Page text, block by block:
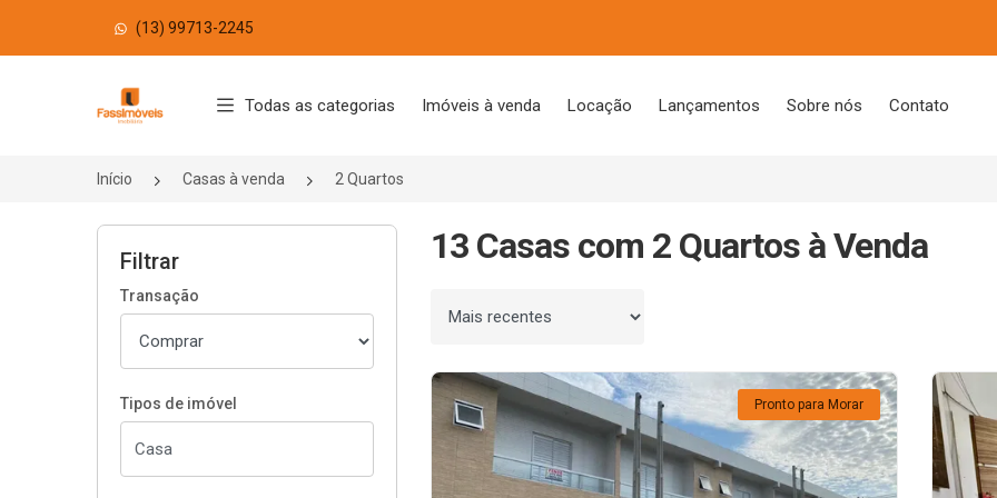
(13) 99713-2245
Página inicial
Todas as categorias Imóveis à venda Locação Lançamentos Sobre nós Contato
Início Casas à venda 2 Quartos
Filtrar
Transação
Tipos de imóvel
13 Casas com 2 Quartos à Venda
Ordenar por
Pronto para Morar